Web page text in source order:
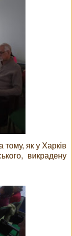
тому, як у Харків
викрадену